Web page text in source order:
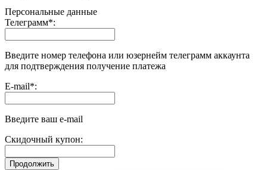
Персональные данные
Телеграмм*:
Введите номер телефона или юзернейм телеграмм аккаунта
для подтверждения получение платежа
E-mail*:
Введите ваш e-mail
Скидочный купон: